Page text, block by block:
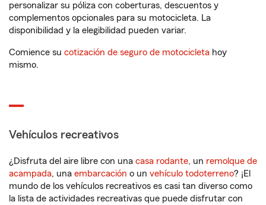
personalizar su póliza con coberturas, descuentos y
complementos opcionales para su motocicleta. La
disponibilidad y la elegibilidad pueden variar.
Comience su cotización de seguro de motocicleta hoy
mismo.
Vehículos recreativos
¿Disfruta del aire libre con una casa rodante, un remolque de
acampada, una embarcación o un vehículo todoterreno? ¡El
mundo de los vehículos recreativos es casi tan diverso como
la lista de actividades recreativas que puede disfrutar con